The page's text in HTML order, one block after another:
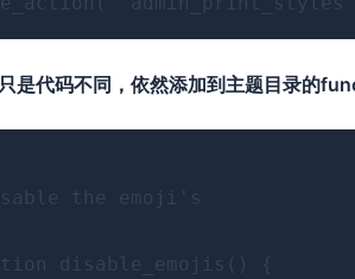
是代码不同，依然添加到主题目录的
the emoji's
disable_emojis() {